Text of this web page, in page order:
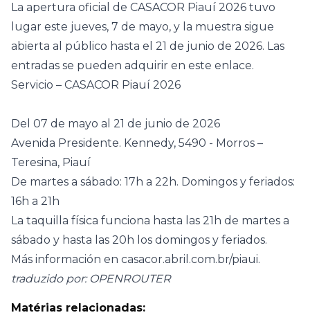
La apertura oficial de CASACOR Piauí 2026 tuvo
lugar este jueves, 7 de mayo, y la muestra sigue
abierta al público hasta el 21 de junio de 2026. Las
entradas se pueden adquirir en este enlace.
Servicio – CASACOR Piauí 2026
Del 07 de mayo al 21 de junio de 2026
Avenida Presidente. Kennedy, 5490 - Morros –
Teresina, Piauí
De martes a sábado: 17h a 22h. Domingos y feriados:
16h a 21h
La taquilla física funciona hasta las 21h de martes a
sábado y hasta las 20h los domingos y feriados.
Más información en casacor.abril.com.br/piaui.
traduzido por: OPENROUTER
Matérias relacionadas: